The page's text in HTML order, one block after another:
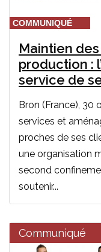
COMMUNIQUÉ
Maintien
production :
service de
Bron (France), 30
services et
proches de ses
une organisation
second
soutenir...
Communiqué